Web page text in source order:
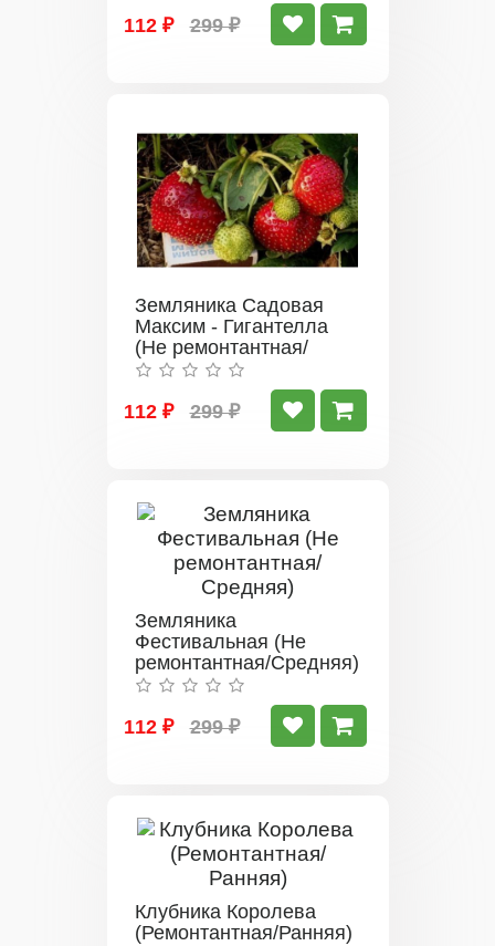
112 ₽ 299 ₽
Земляника Садовая
Максим - Гигантелла
(Не ремонтантная/
Средняя)
112 ₽
299 ₽
Земляника
Фестивальная (Не
ремонтантная/Средняя)
112 ₽ 299 ₽
Клубника Королева
(Ремонтантная/Ранняя)